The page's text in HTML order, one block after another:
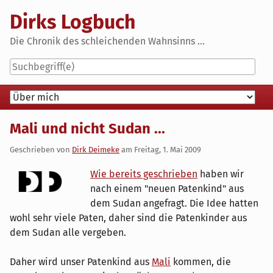
content
Dirks Logbuch
Die Chronik des schleichenden Wahnsinns ...
Navigation
Mali und nicht Sudan ...
Geschrieben von Dirk Deimeke am Freitag, 1. Mai 2009
Wie bereits geschrieben haben wir
nach einem "neuen Patenkind" aus
dem Sudan angefragt. Die Idee hatten
wohl sehr viele Paten, daher sind die Patenkinder aus
dem Sudan alle vergeben.
Daher wird unser Patenkind aus Mali kommen, die